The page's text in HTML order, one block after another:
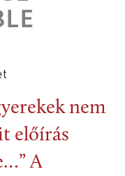
nem
előírás
A